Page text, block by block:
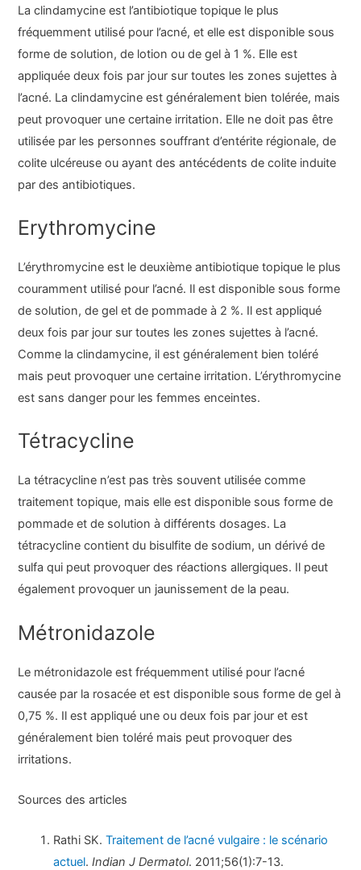
La clindamycine est l’antibiotique topique le plus
fréquemment utilisé pour l’acné, et elle est disponible sous
forme de solution, de lotion ou de gel à 1 %. Elle est
appliquée deux fois par jour sur toutes les zones sujettes à
l’acné. La clindamycine est généralement bien tolérée, mais
peut provoquer une certaine irritation. Elle ne doit pas être
utilisée par les personnes souffrant d’entérite régionale, de
colite ulcéreuse ou ayant des antécédents de colite induite
par des antibiotiques.
Erythromycine
L’érythromycine est le deuxième antibiotique topique le plus
couramment utilisé pour l’acné. Il est disponible sous forme
de solution, de gel et de pommade à 2 %. Il est appliqué
deux fois par jour sur toutes les zones sujettes à l’acné.
Comme la clindamycine, il est généralement bien toléré
mais peut provoquer une certaine irritation. L’érythromycine
est sans danger pour les femmes enceintes.
Tétracycline
La tétracycline n’est pas très souvent utilisée comme
traitement topique, mais elle est disponible sous forme de
pommade et de solution à différents dosages. La
tétracycline contient du bisulfite de sodium, un dérivé de
sulfa qui peut provoquer des réactions allergiques. Il peut
également provoquer un jaunissement de la peau.
Métronidazole
Le métronidazole est fréquemment utilisé pour l’acné
causée par la rosacée et est disponible sous forme de gel à
0,75 %. Il est appliqué une ou deux fois par jour et est
généralement bien toléré mais peut provoquer des
irritations.
Sources des articles
Rathi SK.Traitement de l’acné vulgaire : le scénario
actuel.Indian J Dermatol. 2011;56(1):7-13.